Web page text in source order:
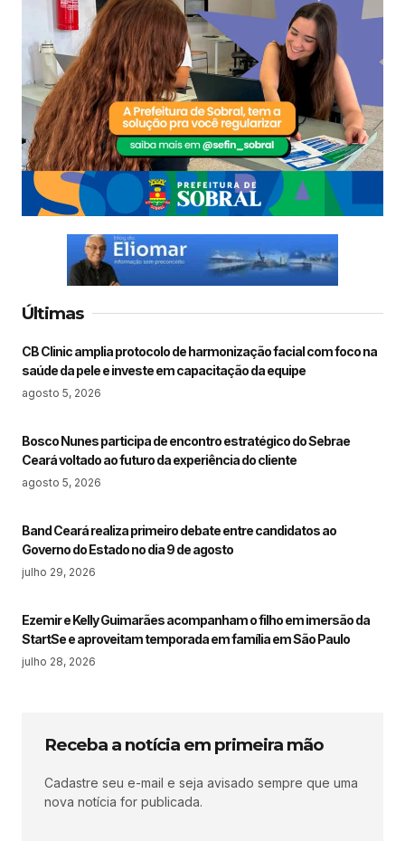
Últimas
CB Clinic amplia protocolo de harmonização facial com foco na
saúde da pele e investe em capacitação da equipe
agosto 5, 2026
Bosco Nunes participa de encontro estratégico do Sebrae
Ceará voltado ao futuro da experiência do cliente
agosto 5, 2026
Band Ceará realiza primeiro debate entre candidatos ao
Governo do Estado no dia 9 de agosto
julho 29, 2026
Ezemir e Kelly Guimarães acompanham o filho em imersão da
StartSe e aproveitam temporada em família em São Paulo
julho 28, 2026
Receba a notícia em primeira mão
Cadastre seu e-mail e seja avisado sempre que uma
nova notícia for publicada.